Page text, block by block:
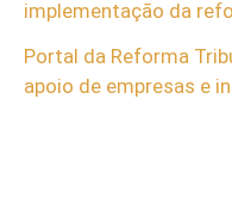
implementação da
Portal da Reforma
apoio de empresas e